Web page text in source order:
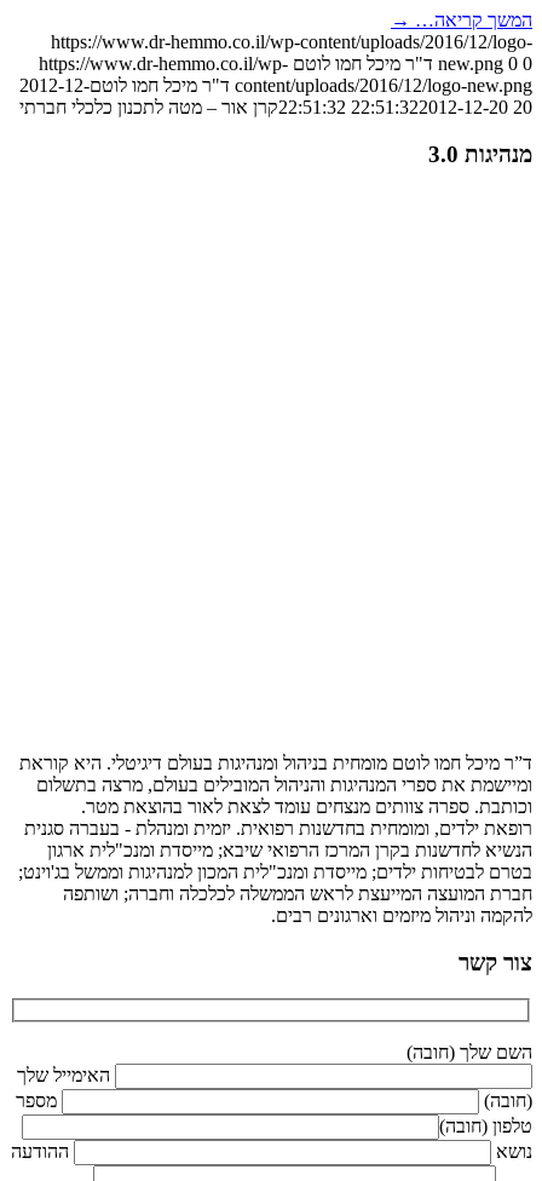
המשך קריאה… →
https://www.dr-hemmo.co.il/wp-content/uploads/2016/12/logo-
new.png 0 0 ד"ר מיכל חמו לוטם https://www.dr-hemmo.co.il/wp-
content/uploads/2016/12/logo-new.png ד"ר מיכל חמו לוטם2012-12-
20 22:51:32
2012-12-20 22:51:32 קרן אור – מטה לתכנון כלכלי חברתי
מנהיגות 3.0
ד”ר מיכל חמו לוטם מומחית בניהול ומנהיגות בעולם דיגיטלי. היא קוראת
ומיישמת את ספרי המנהיגות והניהול המובילים בעולם, מרצה בתשלום
וכותבת. ספרה צוותים מנצחים עומד לצאת לאור בהוצאת מטר.
רופאת ילדים, ומומחית בחדשנות רפואית. יזמית ומנהלת - בעברה סגנית
הנשיא לחדשנות בקרן המרכז הרפואי שיבא; מייסדת ומנכ"לית ארגון
בטרם לבטיחות ילדים; מייסדת ומנכ"לית המכון למנהיגות וממשל בג'וינט;
חברת המועצה המייעצת לראש הממשלה לכלכלה וחברה; ושותפה
להקמה וניהול מיזמים וארגונים רבים.
צור קשר
השם שלך (חובה)
האימייל שלך
(חובה)
מספר
טלפון (חובה)
נושא
ההודעה